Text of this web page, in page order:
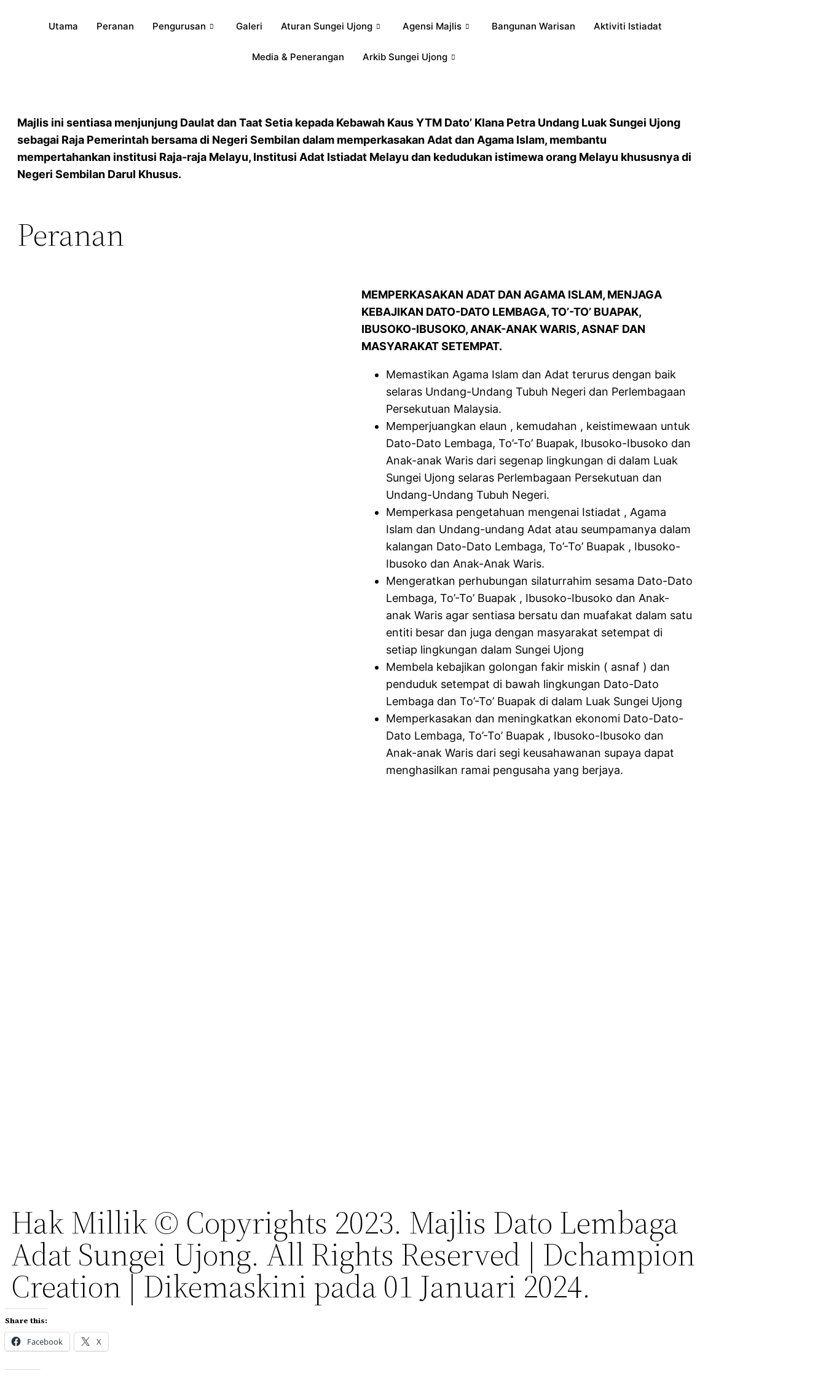
Utama Peranan Pengurusan Galeri Aturan Sungei Ujong Agensi Majlis Bangunan Warisan Aktiviti Istiadat
Media & Penerangan Arkib Sungei Ujong
Majlis ini sentiasa menjunjung Daulat dan Taat Setia kepada Kebawah Kaus YTM Dato’ Klana Petra Undang Luak Sungei Ujong
sebagai Raja Pemerintah bersama di Negeri Sembilan dalam memperkasakan Adat dan Agama Islam, membantu
mempertahankan institusi Raja-raja Melayu, Institusi Adat Istiadat Melayu dan kedudukan istimewa orang Melayu khususnya di
Negeri Sembilan Darul Khusus.
Peranan
MEMPERKASAKAN ADAT DAN AGAMA ISLAM, MENJAGA
KEBAJIKAN DATO-DATO LEMBAGA, TO’-TO’ BUAPAK,
IBUSOKO-IBUSOKO, ANAK-ANAK WARIS, ASNAF DAN
MASYARAKAT SETEMPAT.
Memastikan Agama Islam dan Adat terurus dengan baik
selaras Undang-Undang Tubuh Negeri dan Perlembagaan
Persekutuan Malaysia.
Memperjuangkan elaun , kemudahan , keistimewaan untuk
Dato-Dato Lembaga, To’-To’ Buapak, Ibusoko-Ibusoko dan
Anak-anak Waris dari segenap lingkungan di dalam Luak
Sungei Ujong selaras Perlembagaan Persekutuan dan
Undang-Undang Tubuh Negeri.
Memperkasa pengetahuan mengenai Istiadat , Agama
Islam dan Undang-undang Adat atau seumpamanya dalam
kalangan Dato-Dato Lembaga, To’-To’ Buapak , Ibusoko-
Ibusoko dan Anak-Anak Waris.
Mengeratkan perhubungan silaturrahim sesama Dato-Dato
Lembaga, To’-To’ Buapak , Ibusoko-Ibusoko dan Anak-
anak Waris agar sentiasa bersatu dan muafakat dalam satu
entiti besar dan juga dengan masyarakat setempat di
setiap lingkungan dalam Sungei Ujong
Membela kebajikan golongan fakir miskin ( asnaf ) dan
penduduk setempat di bawah lingkungan Dato-Dato
Lembaga dan To’-To’ Buapak di dalam Luak Sungei Ujong
Memperkasakan dan meningkatkan ekonomi Dato-Dato-
Dato Lembaga, To’-To’ Buapak , Ibusoko-Ibusoko dan
Anak-anak Waris dari segi keusahawanan supaya dapat
menghasilkan ramai pengusaha yang berjaya.
Hak Millik © Copyrights 2023. Majlis Dato Lembaga
Adat Sungei Ujong. All Rights Reserved | Dchampion
Creation | Dikemaskini pada 01 Januari 2024.
Share this:
Facebook X